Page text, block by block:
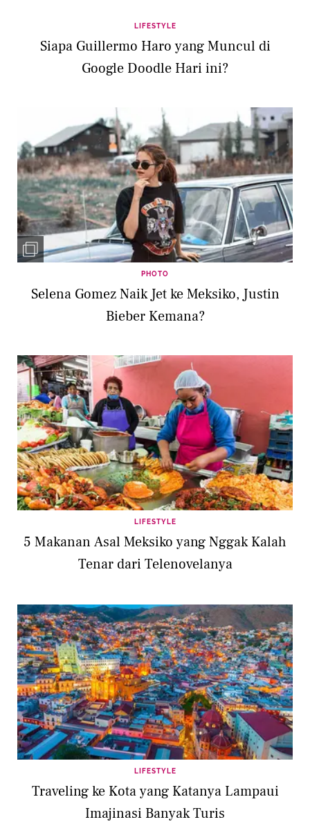
LIFESTYLE
Siapa Guillermo Haro yang Muncul di
Google Doodle Hari ini?
PHOTO
Selena Gomez Naik Jet ke Meksiko, Justin
Bieber Kemana?
LIFESTYLE
5 Makanan Asal Meksiko yang Nggak Kalah
Tenar dari Telenovelanya
LIFESTYLE
Traveling ke Kota yang Katanya Lampaui
Imajinasi Banyak Turis